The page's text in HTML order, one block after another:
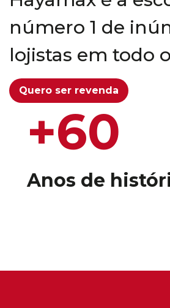
número 1 de
lojistas em todo
Quero ser revenda
+60
Anos de